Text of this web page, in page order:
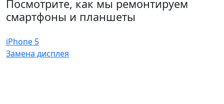
Посмотрите, как мы ремонтируем
смартфоны и планшеты
iPhone 5
Замена дисплея